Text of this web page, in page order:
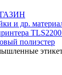
и др.
полиэстер